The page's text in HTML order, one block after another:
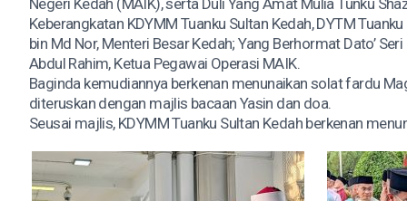
Keberangkatan KDYMM Tuanku Sultan Kedah, DYTM
bin Md Nor, Menteri Besar Kedah; Yang Berhormat Dato’
Abdul Rahim, Ketua Pegawai Operasi MAIK.
Baginda kemudiannya berkenan menunaikan solat fardu
diteruskan dengan majlis bacaan Yasin dan doa.
Seusai majlis, KDYMM Tuanku Sultan Kedah berkenan